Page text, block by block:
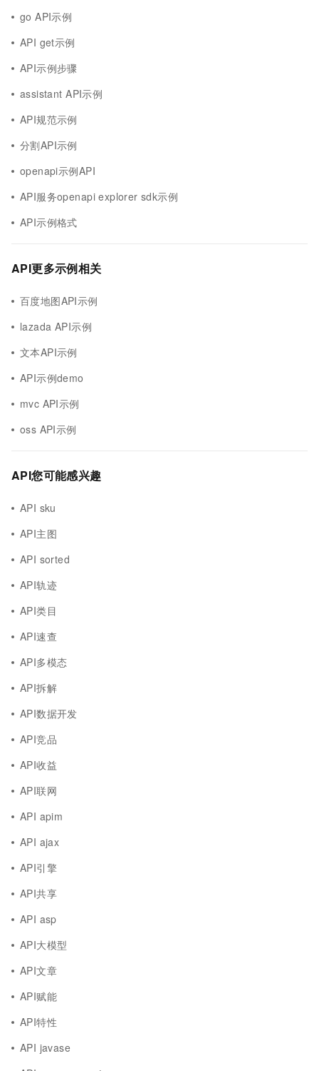
go API示例
API get示例
API示例步骤
assistant API示例
API规范示例
分割API示例
openapi示例API
API服务openapi explorer sdk示例
API示例格式
API更多示例相关
百度地图API示例
lazada API示例
文本API示例
API示例demo
mvc API示例
oss API示例
API您可能感兴趣
API sku
API主图
API sorted
API轨迹
API类目
API速查
API多模态
API拆解
API数据开发
API竞品
API收益
API联网
API apim
API ajax
API引擎
API共享
API asp
API大模型
API文章
API赋能
API特性
API javase